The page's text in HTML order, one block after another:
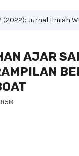
(2022): Jurnal Ilmiah
AJAR